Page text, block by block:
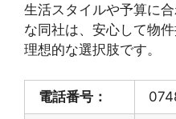
生活スタイルや予算に
な同社は、安心して物
理想的な選択肢です。
電話番号：